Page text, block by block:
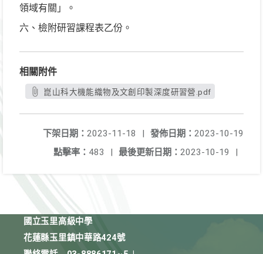
領域有關」。
六、檢附研習課程表乙份。
相關附件
崑山科大機能織物及文創印製深度研習營.pdf
發佈日期： 2023-10-19
下架日期： 2023-11-18
|
最後更新日期： 2023-10-19 |
點擊率： 483 |
國立玉里高級中學
花蓮縣玉里鎮中華路424號